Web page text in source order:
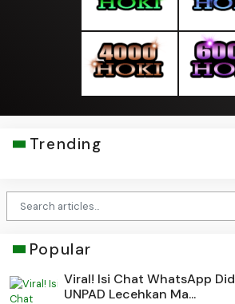
Trending
Popular
Viral! Isi Chat WhatsApp
UNPAD Lecehkan Ma...